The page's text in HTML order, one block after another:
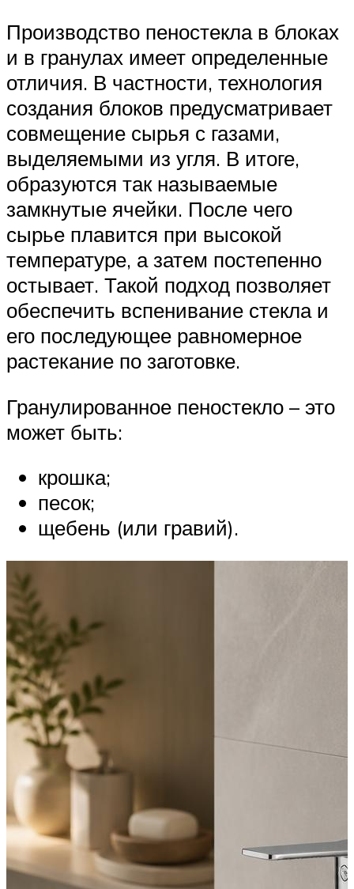
Производство пеностекла в блоках
и в гранулах имеет определенные
отличия. В частности, технология
создания блоков предусматривает
совмещение сырья с газами,
выделяемыми из угля. В итоге,
образуются так называемые
замкнутые ячейки. После чего
сырье плавится при высокой
температуре, а затем постепенно
остывает. Такой подход позволяет
обеспечить вспенивание стекла и
его последующее равномерное
растекание по заготовке.
Гранулированное пеностекло – это
может быть:
крошка;
песок;
щебень (или гравий).